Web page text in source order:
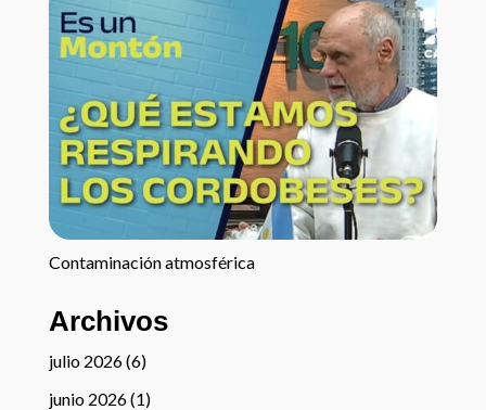
Contaminación atmosférica
Archivos
julio 2026(6)
junio 2026(1)